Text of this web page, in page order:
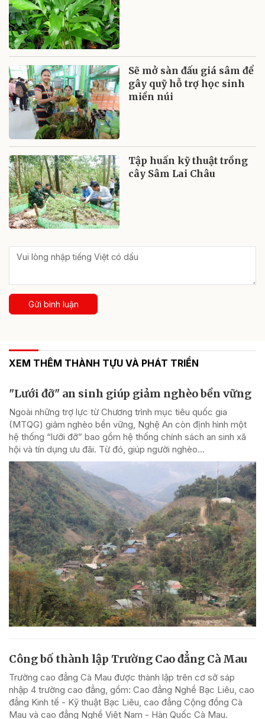
Sẽ mở sàn đấu giá sâm để
gây quỹ hỗ trợ học sinh
miền núi
Tập huấn kỹ thuật trồng
cây Sâm Lai Châu
Gửi bình luận
XEM THÊM THÀNH TỰU VÀ PHÁT TRIỂN
"Lưới đỡ" an sinh giúp giảm nghèo bền vững
Ngoài những trợ lực từ Chương trình mục tiêu quốc gia
(MTQG) giảm nghèo bền vững, Nghệ An còn định hình một
hệ thống “lưới đỡ” bao gồm hệ thống chính sách an sinh xã
hội và tín dụng ưu đãi. Từ đó, giúp người nghèo...
Công bố thành lập Trường Cao đẳng Cà Mau
Trường cao đẳng Cà Mau được thành lập trên cơ sở sáp
nhập 4 trường cao đẳng, gồm: Cao đẳng Nghề Bạc Liêu, cao
đẳng Kinh tế - Kỹ thuật Bạc Liêu, cao đẳng Cộng đồng Cà
Mau và cao đẳng Nghề Việt Nam - Hàn Quốc Cà Mau.